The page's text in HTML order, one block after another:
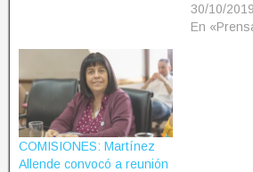
30/10/2019
En
COMISIONES: Martínez
Allende convocó a reunión